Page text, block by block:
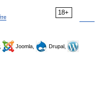
18+
Joomla,
Drupal,